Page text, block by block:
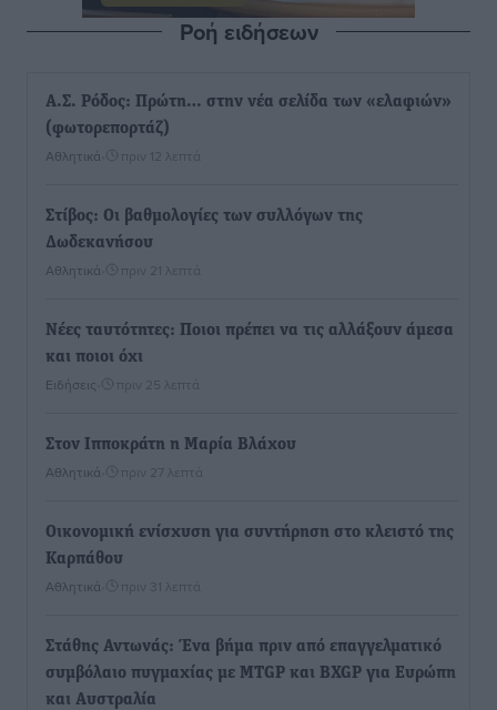
Ροή ειδήσεων
Α.Σ. Ρόδος: Πρώτη… στην νέα σελίδα των «ελαφιών»
(φωτορεπορτάζ)
Αθλητικά πριν 12 λεπτά
Στίβος: Οι βαθμολογίες των συλλόγων της
Δωδεκανήσου
Αθλητικά πριν 21 λεπτά
Νέες ταυτότητες: Ποιοι πρέπει να τις αλλάξουν άμεσα
και ποιοι όχι
Ειδήσεις πριν 25 λεπτά
Στον Ιπποκράτη η Μαρία Βλάχου
Αθλητικά πριν 27 λεπτά
Οικονομική ενίσχυση για συντήρηση στο κλειστό της
Καρπάθου
Αθλητικά πριν 31 λεπτά
Στάθης Αντωνάς: Ένα βήμα πριν από επαγγελματικό
συμβόλαιο πυγμαχίας με MTGP και BXGP για Ευρώπη
και Αυστραλία